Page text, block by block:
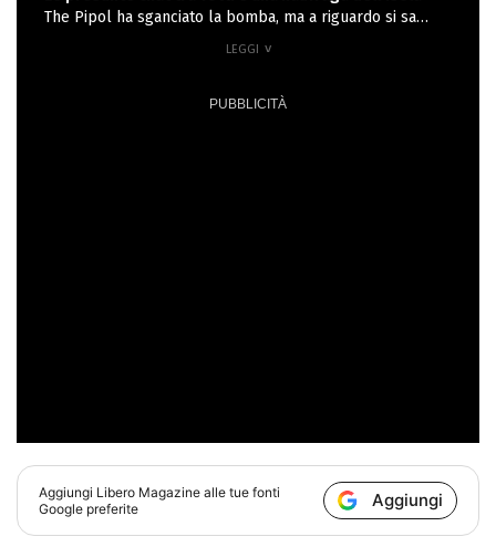
The Pipol ha sganciato la bomba, ma a riguardo si sa
abbia scambiato più di un messaggio con una bellissima
Aggiungi Libero Magazine alle tue fonti
Google preferite
Aggiungi